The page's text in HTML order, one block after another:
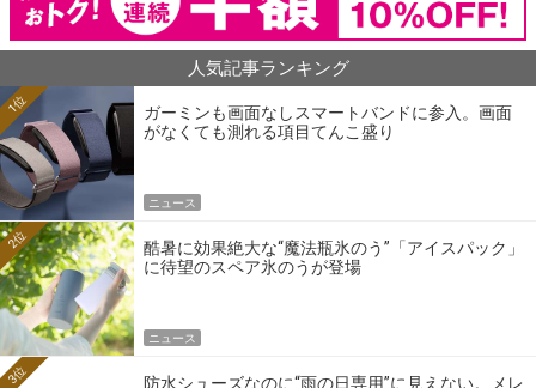
人気記事ランキング
ガーミンも画面なしスマートバンドに参入。画面
がなくても測れる項目てんこ盛り
1位
ニュース
酷暑に効果絶大な“魔法瓶氷のう”「アイスパック」
に待望のスペア氷のうが登場
2位
ニュース
防水シューズなのに“雨の日専用”に見えない。メレ
3位